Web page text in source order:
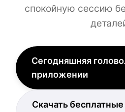
спокойную сессию
Сегодняшняя
приложении
Скачать бесплатные